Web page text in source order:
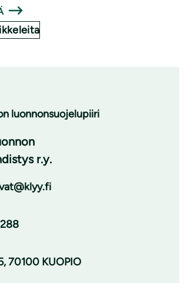
luonnonsuojelupiiri
r.y.
70100 KUOPIO